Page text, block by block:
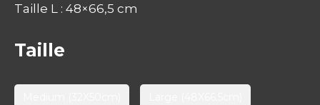
Taille L : 48×66,5 cm
Taille